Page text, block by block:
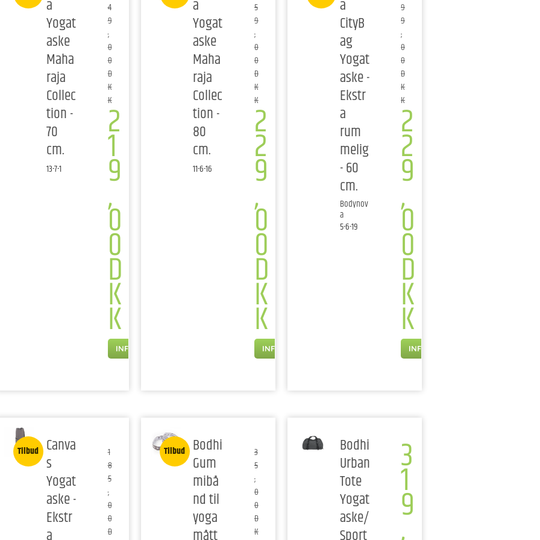
a
Yogat
aske
Maha
raja
Collec
tion -
70
cm.
13-7-1
4
9
,
0
0
D
K
K2
1
9
,
0
0
D
K
K
INFO
a
Yogat
aske
Maha
raja
Collec
tion -
80
cm.
11-6-16
5
9
,
0
0
D
K
K2
2
9
,
0
0
D
K
K
INFO
a
CityB
ag
Yogat
aske -
Ekstr
a
rum
melig
- 60
cm.
Bodynov
a
5-6-19
9
9
,
0
0
D
K
K2
2
9
,
0
0
D
K
K
INFO
Tilbud Canva
s
Yogat
aske -
Ekstr
1
8
5
,
0
0
D
Tilbud Bodhi
Gum
mibå
nd til
yoga
3
5
,
0
0
D
K
Bodhi
Urban
Tote
Yogat
aske/
3
1
9